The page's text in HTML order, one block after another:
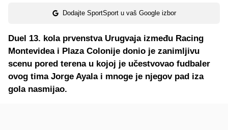
Dodajte SportSport u vaš Google izbor
Duel 13. kola prvenstva Urugvaja između Racing
Montevidea i Plaza Colonije donio je zanimljivu
scenu pored terena u kojoj je učestvovao fudbaler
ovog tima Jorge Ayala i mnoge je njegov pad iza
gola nasmijao.